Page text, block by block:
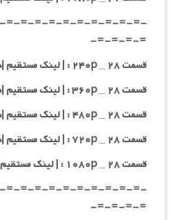
=-=-=-=-=-=-=-=-=-
=-=-=-=-
قسمت ۲۸ _ ۲۴۰p : | لینک مستقیم |دوبله فارسی
قسمت ۲۸ _ ۳۶۰p : | لینک مستقیم |دوبله فارسی
قسمت ۲۸ _ ۴۸۰p : | لینک مستقیم |دوبله فارسی
قسمت ۲۸ _ ۷۲۰p : | لینک مستقیم |دوبله فارسی
قسمت ۲۸ _ ۱۰۸۰p : | لینک مستقیم | دوبله فارسی
=-=-=-=-=-=-=-=-=-
=-=-=-=-